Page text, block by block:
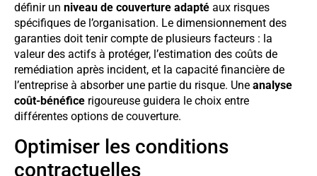
définir un niveau de couverture adapté aux risques
spécifiques de l’organisation. Le dimensionnement des
garanties doit tenir compte de plusieurs facteurs : la
valeur des actifs à protéger, l’estimation des coûts de
remédiation après incident, et la capacité financière de
l’entreprise à absorber une partie du risque. Une analyse
coût-bénéfice rigoureuse guidera le choix entre
différentes options de couverture.
Optimiser les conditions
contractuelles